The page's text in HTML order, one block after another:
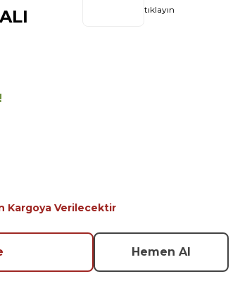
tıklayın
Kargoya Verilecektir
Hemen Al